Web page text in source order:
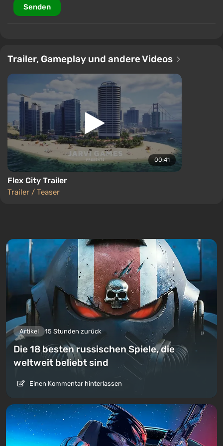
Senden
Trailer, Gameplay und andere Videos
00:41
Flex City Trailer
Trailer / Teaser
Artikel 15 Stunden zurück
Die 18 besten russischen Spiele, die
weltweit beliebt sind
Einen Kommentar hinterlassen